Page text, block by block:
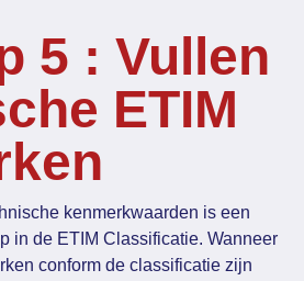
5 : Vullen
ETIM
kenmerkwaarden is een
in de ETIM Classificatie. Wanneer
conform de classificatie zijn